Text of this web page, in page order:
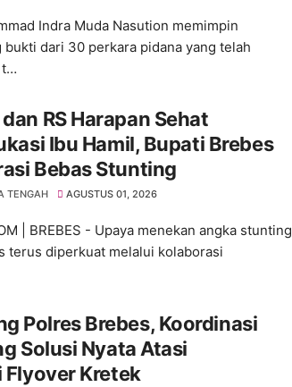
Indra Muda Nasution memimpin
bukti dari 30 perkara pidana yang telah
t…
RS Harapan Sehat
Ibu Hamil, Bupati Brebes
Bebas Stunting
TENGAH AGUSTUS 01, 2026
| BREBES - Upaya menekan angka stunting
terus diperkuat melalui kolaborasi
Polres Brebes, Koordinasi
Solusi Nyata Atasi
Flyover Kretek